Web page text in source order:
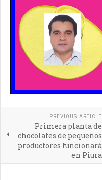
PREVIOUS ARTICLE
Primera planta de
chocolates de pequeños
productores funcionará
en Piura